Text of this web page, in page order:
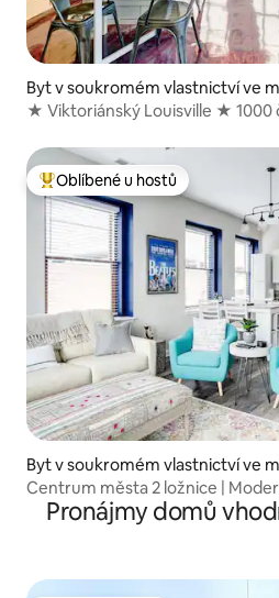
Byt v soukromém vlastnictví ve
ille
★ Viktoriánský Louisville ★
Nejlepší v kategorii Oblíbené u
Oblíbené u hostů
Byt v soukromém vlastnictví ve
lle
Centrum města 2 ložnice |
Bezpečné7
Pronájmy domů